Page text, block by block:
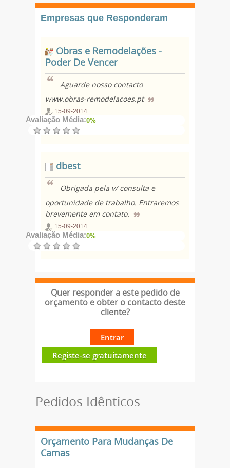
Empresas que Responderam
Obras e Remodelações -
Poder De Vencer
Aguarde nosso contacto
www.obras-remodelacoes.pt
15-09-2014
Avaliação Média:0%
dbest
Obrigada pela v/ consulta e
oportunidade de trabalho. Entraremos
brevemente em contato.
15-09-2014
Avaliação Média:0%
Quer responder a este pedido de
orçamento e obter o contacto deste
cliente?
Entrar
Registe-se gratuitamente
Pedidos Idênticos
Orçamento Para Mudanças De
Camas